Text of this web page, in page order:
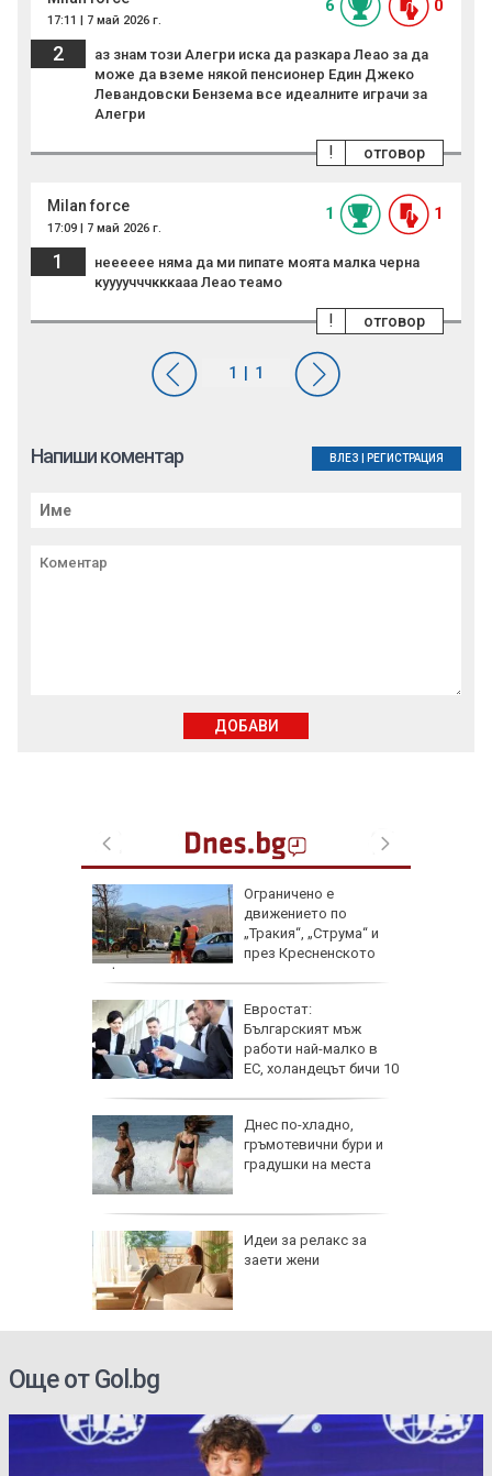
Ограничено е
движението по
„Тракия“, „Струма“ и
през Кресненското
дефиле
Евростат:
Българският мъж
работи най-малко в
ЕС, холандецът бичи 10
Днес по-хладно,
гръмотевични бури и
градушки на места
Идеи за релакс за
заети жени
17:11 | 7 май 2026 г.
6 0
2
аз знам този Алегри иска да разкара Леао за да
може да вземе някой пенсионер Един Джеко
Левандовски Бензема все идеалните играчи за
Алегри
отговор
!
Milаn force
17:09 | 7 май 2026 г.
1 1
1
нееееее няма да ми пипате моята малка черна
куууучччкккааа Леао теамо
отговор
!
Напиши коментар ВЛЕЗ РЕГИСТРАЦИЯ
ДОБАВИ
Още от Gol.bg